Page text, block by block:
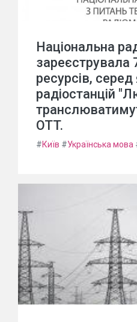
Національна
зареєструвала
ресурсів, серед
радіостанцій
OTT.
#Київ #Українська мова